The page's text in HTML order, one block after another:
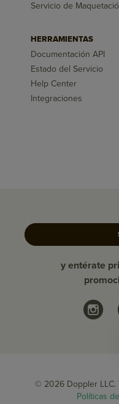
Servicio de
HERRAMIENTAS
Documentación API
Estado del Servicio
Help Center
Integraciones
y entérate
© 2026 Doppler LLC.
Políticas